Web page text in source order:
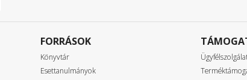
FORRÁSOK
Könyvtár
Esettanulmányok